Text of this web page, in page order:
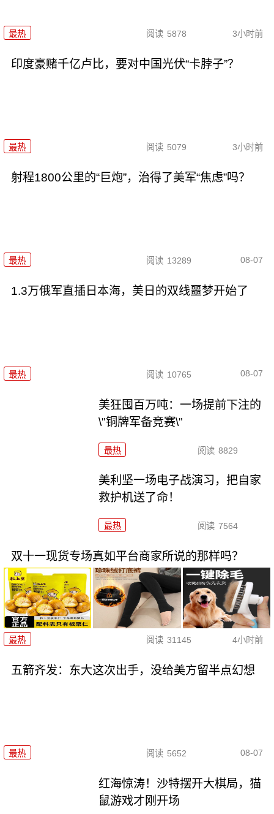
最热 阅读 5878 3小时前
印度豪赌千亿卢比，要对中国光伏“卡脖子”？
最热 阅读 5079 3小时前
射程1800公里的“巨炮”，治得了美军“焦虑”吗？
最热 阅读 13289 08-07
1.3万俄军直插日本海，美日的双线噩梦开始了
最热 阅读 10765 08-07
美狂囤百万吨：一场提前下注的
\"铜牌军备竞赛\"
最热 阅读 8829
美利坚一场电子战演习，把自家
救护机送了命！
最热 阅读 7564
双十一现货专场真如平台商家所说的那样吗？
最热 阅读 31145 4小时前
五箭齐发：东大这次出手，没给美方留半点幻想
最热 阅读 5652 08-07
红海惊涛！沙特摆开大棋局，猫
鼠游戏才刚开场